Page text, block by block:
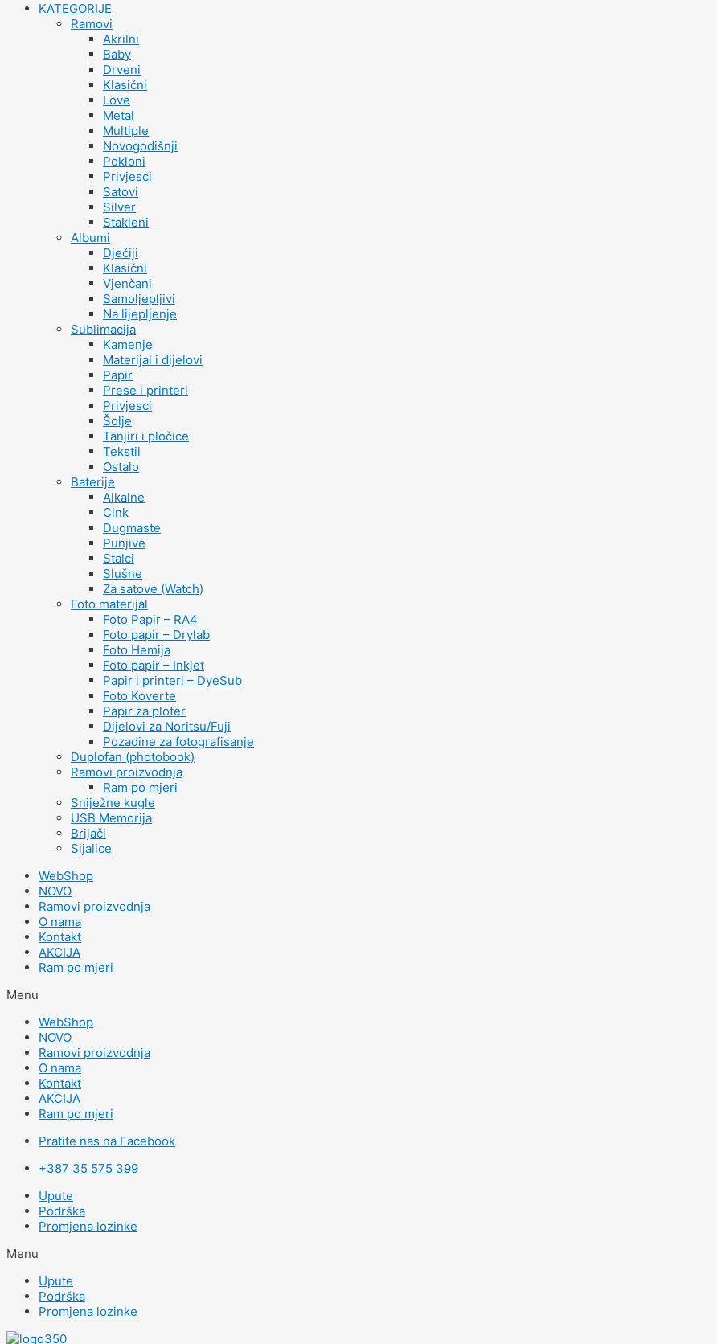
KATEGORIJE
Ramovi
Akrilni
Baby
Drveni
Klasični
Love
Metal
Multiple
Novogodišnji
Pokloni
Privjesci
Satovi
Silver
Stakleni
Albumi
Dječiji
Klasični
Vjenčani
Samoljepljivi
Na lijepljenje
Sublimacija
Kamenje
Materijal i dijelovi
Papir
Prese i printeri
Privjesci
Šolje
Tanjiri i pločice
Tekstil
Ostalo
Baterije
Alkalne
Cink
Dugmaste
Punjive
Stalci
Slušne
Za satove (Watch)
Foto materijal
Foto Papir – RA4
Foto papir – Drylab
Foto Hemija
Foto papir – Inkjet
Papir i printeri – DyeSub
Foto Koverte
Papir za ploter
Dijelovi za Noritsu/Fuji
Pozadine za fotografisanje
Duplofan (photobook)
Ramovi proizvodnja
Ram po mjeri
Sniježne kugle
USB Memorija
Brijači
Sijalice
WebShop
NOVO
Ramovi proizvodnja
O nama
Kontakt
AKCIJA
Ram po mjeri
Menu
WebShop
NOVO
Ramovi proizvodnja
O nama
Kontakt
AKCIJA
Ram po mjeri
Pratite nas na Facebook
+387 35 575 399
Upute
Podrška
Promjena lozinke
Menu
Upute
Podrška
Promjena lozinke